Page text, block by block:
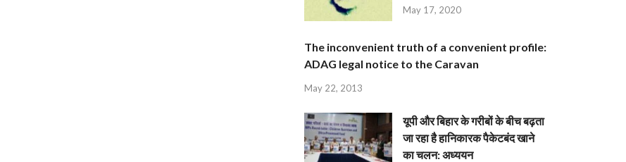
May 17, 2020
The inconvenient truth of a convenient profile:
ADAG legal notice to the Caravan
May 22, 2013
यूपी और बिहार के गरीबों के बीच बढ़ता
जा रहा है हानिकारक पैकेटबंद खाने
का चलन: अध्ययन